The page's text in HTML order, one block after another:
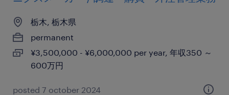
栃木, 栃木県
permanent
¥3,500,000 - ¥6,000,000 per year, 年収350 ～
600万円
posted 7 october 2024